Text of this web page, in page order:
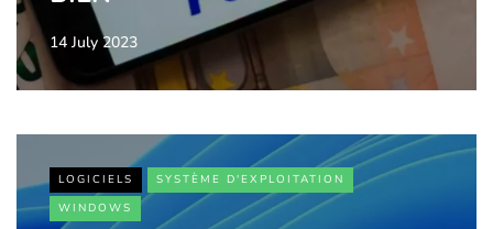
14 July 2023
LOGICIELS
SYSTÈME D'EXPLOITATION
WINDOWS